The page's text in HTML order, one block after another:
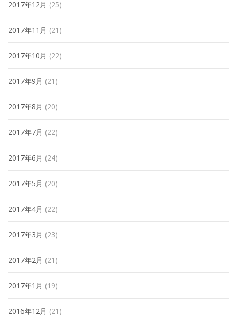
2017年12月 (25)
2017年11月 (21)
2017年10月 (22)
2017年9月 (21)
2017年8月 (20)
2017年7月 (22)
2017年6月 (24)
2017年5月 (20)
2017年4月 (22)
2017年3月 (23)
2017年2月 (21)
2017年1月 (19)
2016年12月 (21)